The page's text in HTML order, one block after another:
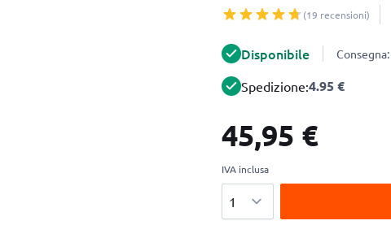
(19 recensioni)
Disponibile
Spedizione:4.95 €
45,95 €
IVA inclusa